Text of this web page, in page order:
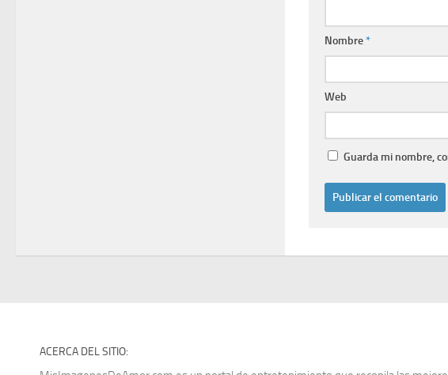
Nombre*
Web
Guarda mi nombre,
ACERCA DEL SITIO: